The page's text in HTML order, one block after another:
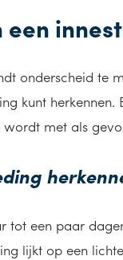
onderscheid te
kunt
met als
tot een paar
lijkt op een